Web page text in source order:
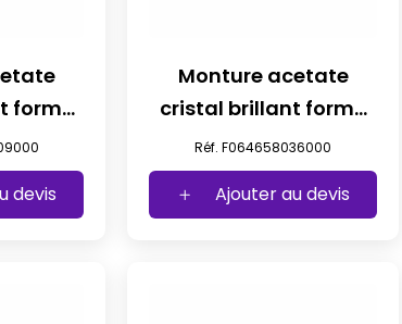
forme
devis
Monture acetate
cristal brillant forme
iconique t58
Réf. F064658036000
Ajouter au devis